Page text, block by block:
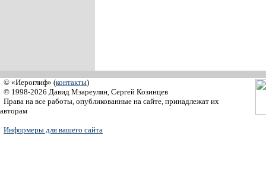
© «Иероглиф» (контакты)
© 1998-2026 Давид Мзареулян, Сергей Козинцев
Права на все работы, опубликованные на сайте, принадлежат их
авторам
Информеры для вашего сайта